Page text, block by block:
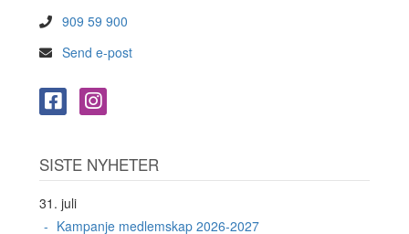
909 59 900
Send e-post
SISTE NYHETER
31. juli
Kampanje medlemskap 2026-2027